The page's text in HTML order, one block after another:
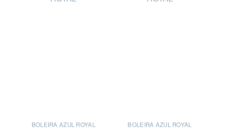
BOLEIRA AZUL ROYAL BOLEIRA AZUL ROYAL